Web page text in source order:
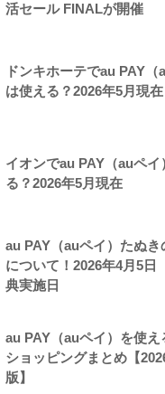
活セール FINALが開催
ドンキホーテでau PAY（
は使える？2026年5月現在
イオンでau PAY（auペイ
る？2026年5月現在
au PAY（auペイ）たぬき
について！2026年4月5日
典実施日
au PAY（auペイ）を使え
ショッピングまとめ【
版】